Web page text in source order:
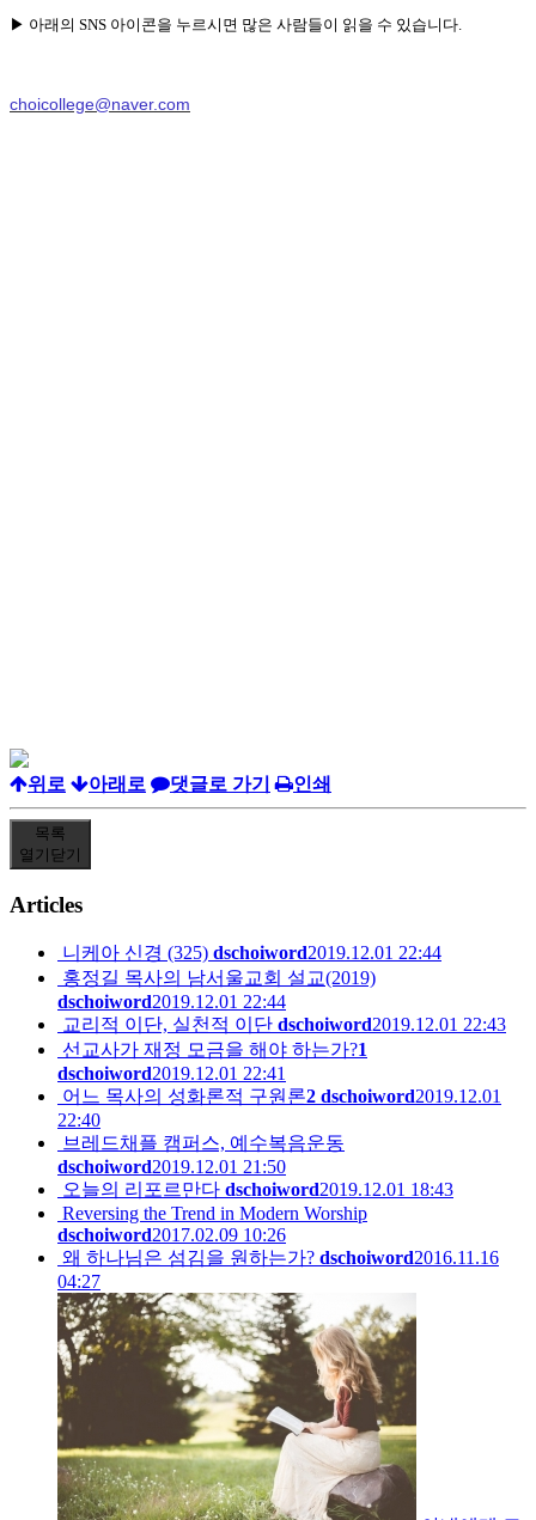
▶ 아래의 SNS 아이콘을 누르시면 많은 사람들이 읽을 수 있습니다.
choicollege@naver.com
위로 아래로 댓글로 가기 인쇄
목록
열기 닫기
Articles
니케아 신경 (325) dschoiword2019.12.01 22:44
홍정길 목사의 남서울교회 설교(2019)
dschoiword2019.12.01 22:44
교리적 이단, 실천적 이단 dschoiword2019.12.01 22:43
선교사가 재정 모금을 해야 하는가?1
dschoiword2019.12.01 22:41
어느 목사의 성화론적 구원론2 dschoiword2019.12.01
22:40
브레드채플 캠퍼스, 예수복음운동
dschoiword2019.12.01 21:50
오늘의 리포르만다 dschoiword2019.12.01 18:43
Reversing the Trend in Modern Worship
dschoiword2017.02.09 10:26
왜 하나님은 섬김을 원하는가? dschoiword2016.11.16
04:27